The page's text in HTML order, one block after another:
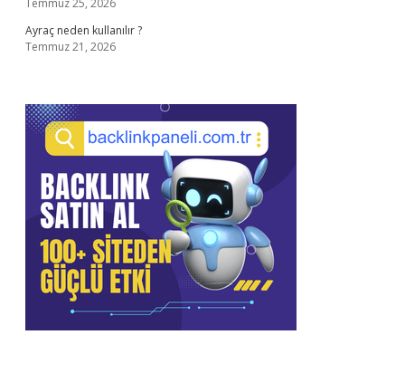
Temmuz 25, 2026
Ayraç neden kullanılır ?
Temmuz 21, 2026